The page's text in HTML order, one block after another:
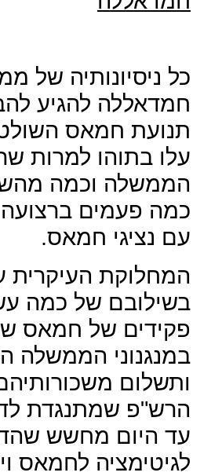
כל ניסיונותיה של
חמדאללה להגיע
תנועת חמאס
עלו בתוהו למרות
הממשלה וכמה
כמה פעמים ברצועה
עם נציגי חמאס.
המחלוקת העיקרית
בשילובם של כמה
פקידים של חמאס
במנגנוני הממשלה
ותשלום
הרש"פ שמתנגדת
עד היום מחשש
לגיטימציה לחמאס